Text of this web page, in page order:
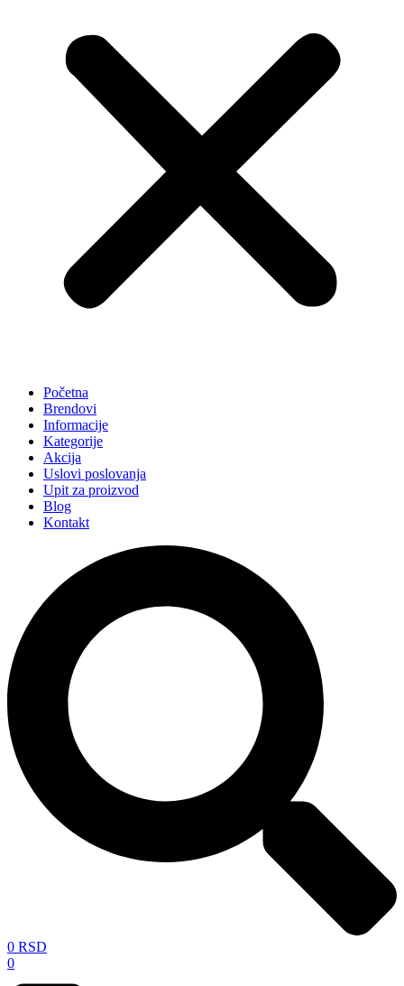
Početna
Brendovi
Informacije
Kategorije
Akcija
Uslovi poslovanja
Upit za proizvod
Blog
Kontakt
0 RSD
0